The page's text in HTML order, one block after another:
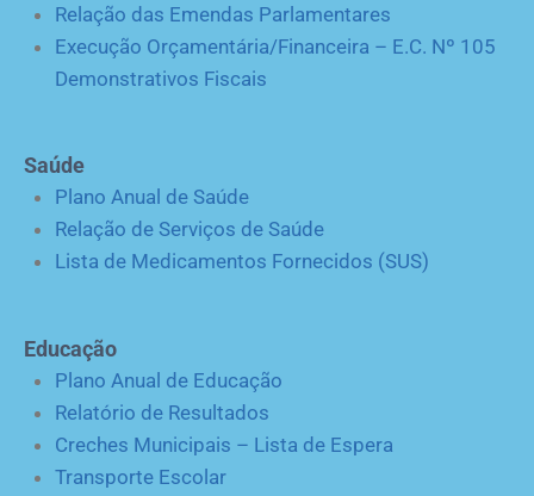
Relação das Emendas Parlamentares
Execução Orçamentária/Financeira – E.C. Nº 105
Demonstrativos Fiscais
Saúde
Plano Anual de Saúde
Relação de Serviços de Saúde
Lista de Medicamentos Fornecidos (SUS)
Educação
Plano Anual de Educação
Relatório de Resultados
Creches Municipais – Lista de Espera
Transporte Escolar